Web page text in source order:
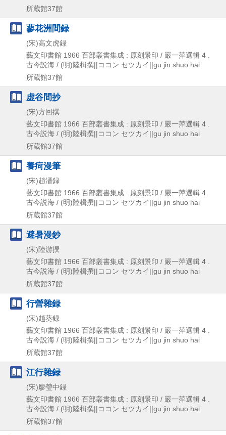
所蔵館37館
蓼花洲間録
(宋)高文虎録
藝文印書館 1966 百部叢書集成 : 原刻景印 / 嚴一萍選輯 4 .
古今説海 / (明)陸楫撰||ココン セツカイ||gu jin shuo hai
所蔵館37館
虚谷間抄
(宋)方回撰
藝文印書館 1966 百部叢書集成 : 原刻景印 / 嚴一萍選輯 4 .
古今説海 / (明)陸楫撰||ココン セツカイ||gu jin shuo hai
所蔵館37館
養疴漫筆
(宋)趙溍録
藝文印書館 1966 百部叢書集成 : 原刻景印 / 嚴一萍選輯 4 .
古今説海 / (明)陸楫撰||ココン セツカイ||gu jin shuo hai
所蔵館37館
避暑漫鈔
(宋)陸游撰
藝文印書館 1966 百部叢書集成 : 原刻景印 / 嚴一萍選輯 4 .
古今説海 / (明)陸楫撰||ココン セツカイ||gu jin shuo hai
所蔵館37館
行營雜録
(宋)趙葵録
藝文印書館 1966 百部叢書集成 : 原刻景印 / 嚴一萍選輯 4 .
古今説海 / (明)陸楫撰||ココン セツカイ||gu jin shuo hai
所蔵館37館
江行雜録
(宋)廖瑩中録
藝文印書館 1966 百部叢書集成 : 原刻景印 / 嚴一萍選輯 4 .
古今説海 / (明)陸楫撰||ココン セツカイ||gu jin shuo hai
所蔵館37館